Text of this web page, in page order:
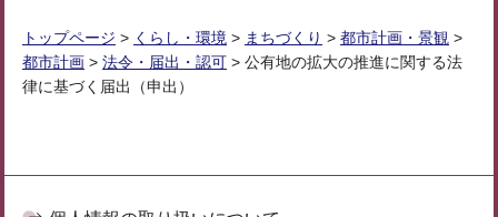
トップページ > くらし・環境 > まちづくり > 都市計画・景観 >
都市計画 > 法令・届出・認可 > 公有地の拡大の推進に関する法
律に基づく届出（申出）